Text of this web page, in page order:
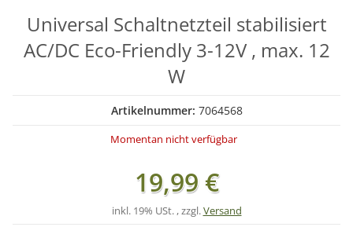
Universal Schaltnetzteil stabilisiert
AC/DC Eco-Friendly 3-12V , max. 12
W
Artikelnummer: 7064568
Momentan nicht verfügbar
19,99 €
inkl. 19% USt. , zzgl.Versand